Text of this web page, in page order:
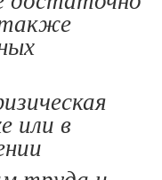
или в